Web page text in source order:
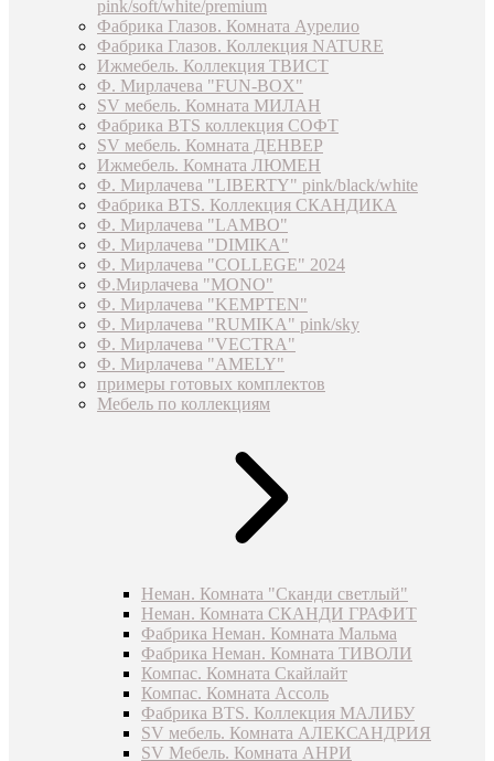
pink/soft/white/premium
Фабрика Глазов. Комната Аурелио
Фабрика Глазов. Коллекция NATURE
Ижмебель. Коллекция ТВИСТ
Ф. Мирлачева "FUN-BOX"
SV мебель. Комната МИЛАН
Фабрика BTS коллекция СОФТ
SV мебель. Комната ДЕНВЕР
Ижмебель. Комната ЛЮМЕН
Ф. Мирлачева "LIBERTY" pink/black/white
Фабрика BTS. Коллекция СКАНДИКА
Ф. Мирлачева "LAMBO"
Ф. Мирлачева "DIMIKA"
Ф. Мирлачева "COLLEGE" 2024
Ф.Мирлачева "MONO"
Ф. Мирлачева "KEMPTEN"
Ф. Мирлачева "RUMIKA" pink/sky
Ф. Мирлачева "VECTRA"
Ф. Мирлачева "AMELY"
примеры готовых комплектов
Мебель по коллекциям
Неман. Комната "Сканди светлый"
Неман. Комната СКАНДИ ГРАФИТ
Фабрика Неман. Комната Мальма
Фабрика Неман. Комната ТИВОЛИ
Компас. Комната Скайлайт
Компас. Комната Ассоль
Фабрика BTS. Коллекция МАЛИБУ
SV мебель. Комната АЛЕКСАНДРИЯ
SV Мебель. Комната АНРИ